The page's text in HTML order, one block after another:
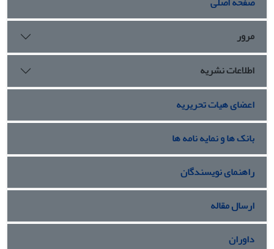
مرور
اطلاعات نشریه
اعضای هیات تحریریه
بانک ها و نمایه نامه ها
راهنمای نویسندگان
ارسال مقاله
داوران